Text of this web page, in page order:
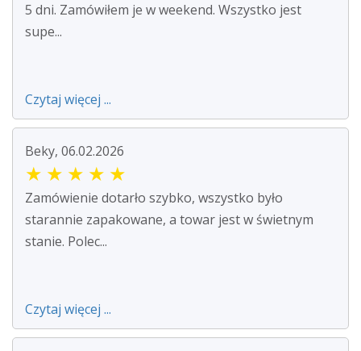
5 dni. Zamówiłem je w weekend. Wszystko jest
supe...
Czytaj więcej ...
Beky, 06.02.2026
★ ★ ★ ★ ★
Zamówienie dotarło szybko, wszystko było
starannie zapakowane, a towar jest w świetnym
stanie. Polec...
Czytaj więcej ...